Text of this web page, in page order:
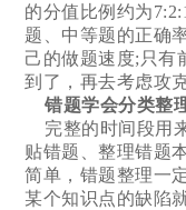
的分值比例约为
题、中等题的正确
己的做题速度;只有
到了，再去考虑攻
错题学会分类整
完整的时间段用
贴错题、整理错题
简单，错题整理一
某个知识点的缺陷